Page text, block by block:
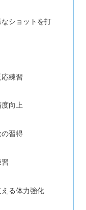
ショットを打
練習
向上
習得
る体力強化